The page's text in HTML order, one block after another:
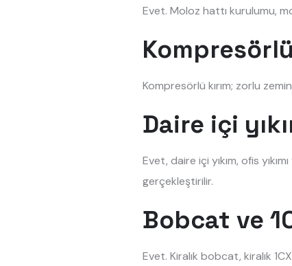
Evet. Moloz hattı kurulumu,
Kompresörlü kırım; zorlu
Daire içi
Evet, daire içi yıkım, ofis
gerçekleştirilir.
Bobcat ve
Evet. Kiralık bobcat, kiralık